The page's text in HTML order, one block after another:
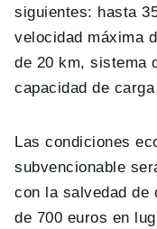
siguientes: hasta
velocidad máxima
de 20 km, sistema
capacidad de
Las condiciones
subvencionable
con la salvedad de
de 700 euros en